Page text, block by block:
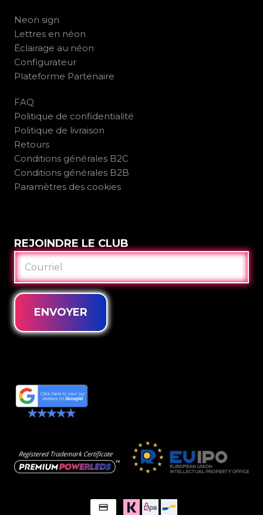
Neon sign
Lettres en néon
Éclairage au néon
Configurateur
Plateforme Partenaire
FAQ
Politique de confidentialité
Politique de livraison
Retours
Conditions générales B2C
Conditions générales B2B
Paramètres des cookies
REJOINDRE LE CLUB
COURRIEL
ENVOYER